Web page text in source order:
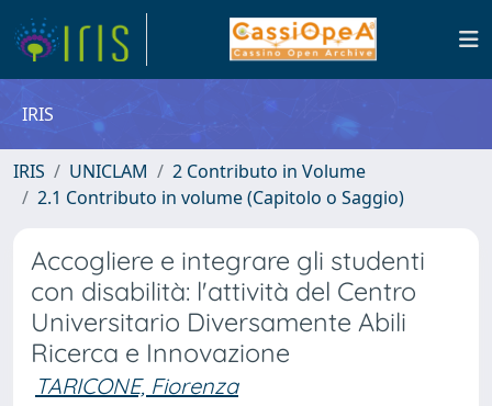
IRIS
IRIS UNICLAM
2 Contributo in Volume
2.1 Contributo in volume (Capitolo o Saggio)
Accogliere e integrare gli studenti
con disabilità: l'attività del Centro
Universitario Diversamente Abili
Ricerca e Innovazione
TARICONE, Fiorenza